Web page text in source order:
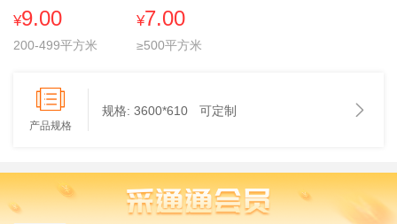
¥9.00
200-499平方米
¥7.00
≥500平方米
产品规格
规格: 3600*610 可定制